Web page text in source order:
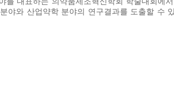
야와 산업약학 분야의 연구결과를 도출할 수